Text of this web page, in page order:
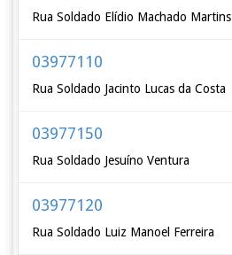
Rua Soldado Elídio Machado Martins
03977110
Rua Soldado Jacinto Lucas da Costa
03977150
Rua Soldado Jesuíno Ventura
03977120
Rua Soldado Luiz Manoel Ferreira